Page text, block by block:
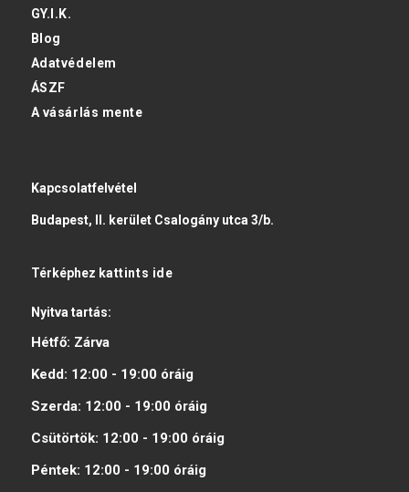
GY.I.K.
Blog
Adatvédelem
ÁSZF
A vásárlás mente
Kapcsolatfelvétel
Budapest, II. kerület Csalogány utca 3/b.
Térképhez kattints ide
Nyitva tartás:
Hétfő: Zárva
Kedd: 12:00 - 19:00 óráig
Szerda: 12:00 - 19:00 óráig
Csütörtök: 12:00 - 19:00 óráig
Péntek: 12:00 - 19:00 óráig